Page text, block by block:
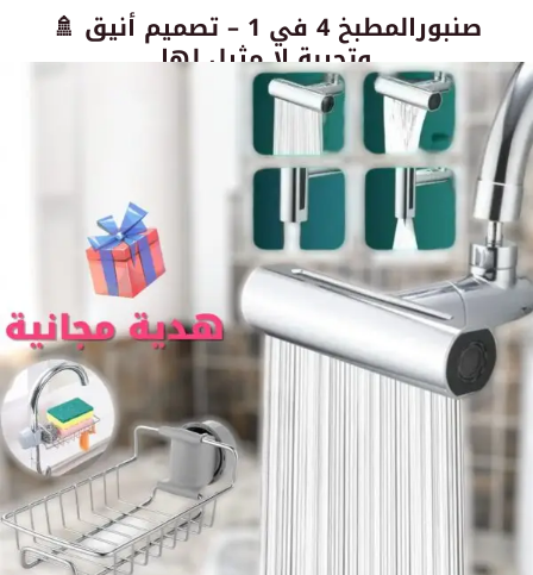
🚿 صنبورالمطبخ 4 في 1 – تصميم أنيق
وتجربة لا مثيل لها